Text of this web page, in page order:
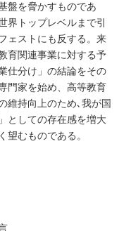
盤を脅かすものであ
界トップレベルまで引
ェストにも反する。来
育関連事業に対する予
仕分け」の結論をその
門家を始め、高等教育
維持向上のため､我が国
としての存在感を増大
望むものである。